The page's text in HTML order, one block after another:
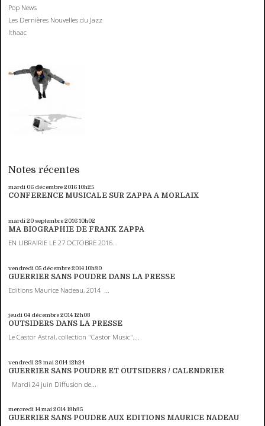
Pop News
Les Dernières Nouvelles du Jazz
Ithaac
Notes récentes
mardi 06 décembre 201610h25
CONFERENCE MUSICALE SUR ZAPPA A MORLAIX
mardi 20 septembre 201610h02
MA BIOGRAPHIE DE FRANK ZAPPA
EN LIBRAIRIE LE 27 OCTOBRE 2016...
vendredi 05 décembre 201410h30
GUERRIER SANS POUDRE DANS LA PRESSE
Editions Maurice Nadeau, 2014 ...
jeudi 04 décembre 201412h03
OUTSIDERS DANS LA PRESSE
Le Castor Astral, collection "Castor Music",...
vendredi 23 mai 201412h24
GUERRIER SANS POUDRE ET OUTSIDERS / CALENDRIER
Mardi 24 juin Diffusion de...
mercredi 14mai 201413h35
GUERRIER SANS POUDRE AUX EDITIONS MAURICE NADEAU